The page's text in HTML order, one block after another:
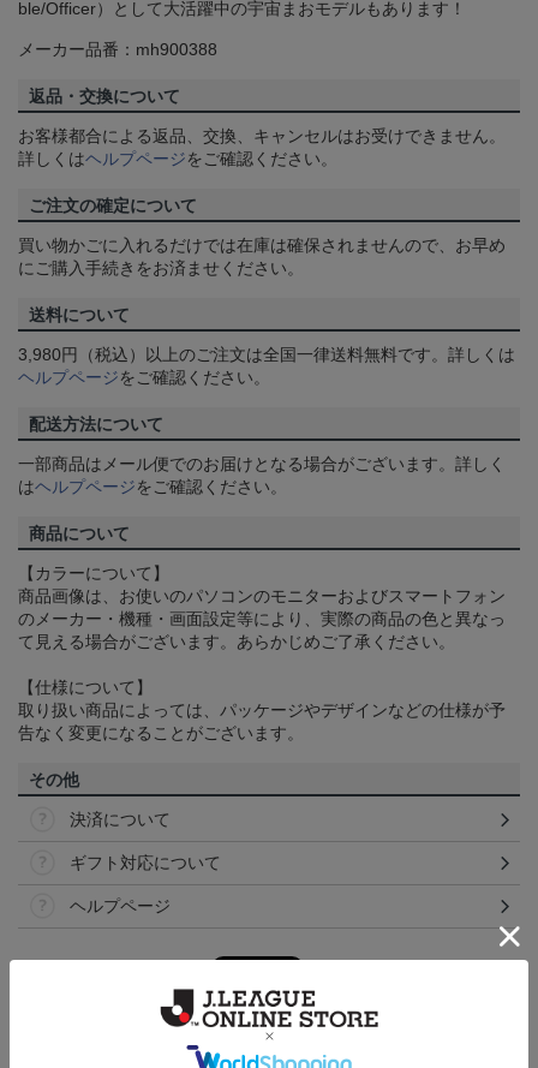
ble/Officer）として大活躍中の宇宙まおモデルもあります！
メーカー品番：mh900388
返品・交換について
お客様都合による返品、交換、キャンセルはお受けできません。
詳しくはヘルプページをご確認ください。
ご注文の確定について
買い物かごに入れるだけでは在庫は確保されませんので、お早め
にご購入手続きをお済ませください。
送料について
3,980円（税込）以上のご注文は全国一律送料無料です。詳しくは
ヘルプページをご確認ください。
配送方法について
一部商品はメール便でのお届けとなる場合がございます。詳しく
はヘルプページをご確認ください。
商品について
【カラーについて】
商品画像は、お使いのパソコンのモニターおよびスマートフォン
のメーカー・機種・画面設定等により、実際の商品の色と異なっ
て見える場合がございます。あらかじめご了承ください。
【仕様について】
取り扱い商品によっては、パッケージやデザインなどの仕様が予
告なく変更になることがございます。
その他
決済について
ギフト対応について
ヘルプページ